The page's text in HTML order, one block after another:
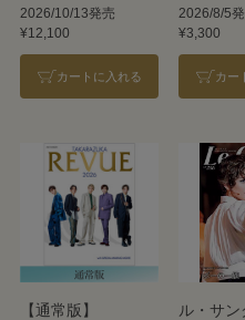
2026/10/13発売
¥12,100
カートに入れる
版】
REVUE
2026/8/5
¥3,300
カー
【通常版】
ル・サ